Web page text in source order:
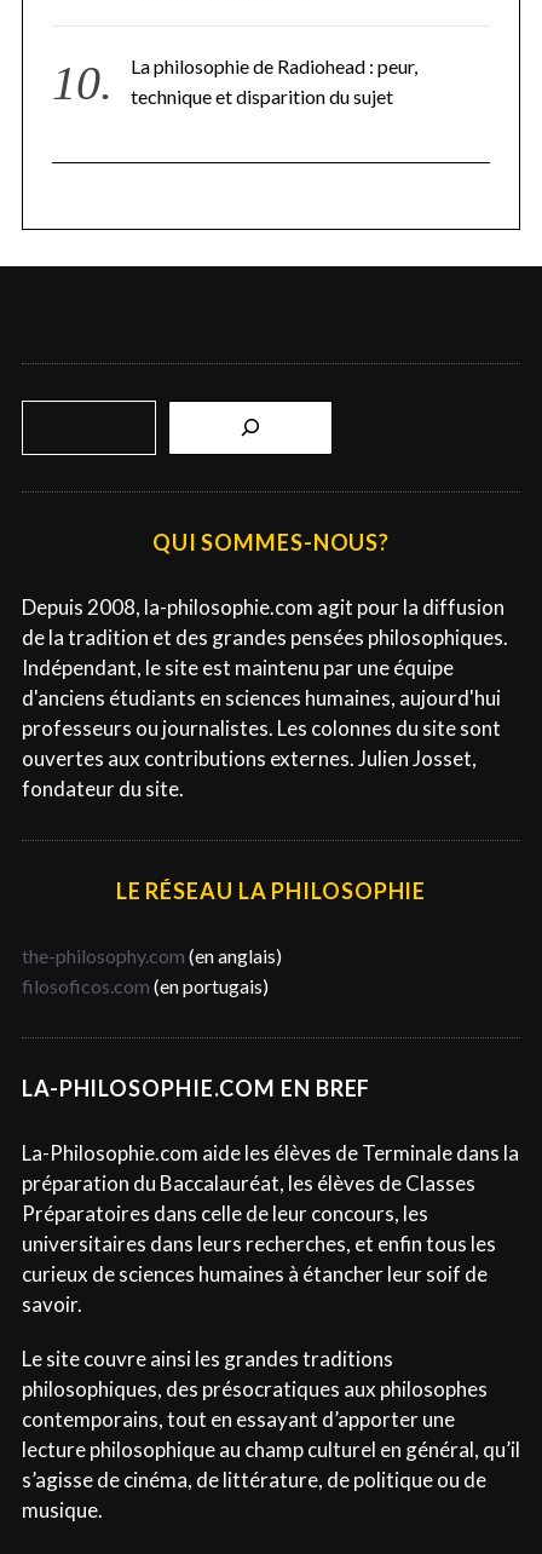
La philosophie de Radiohead : peur,
technique et disparition du sujet
c
h
e
QUI SOMMES-NOUS?
Depuis 2008, la-philosophie.com agit pour la diffusion
de la tradition et des grandes pensées philosophiques.
Indépendant, le site est maintenu par une équipe
d'anciens étudiants en sciences humaines, aujourd'hui
professeurs ou journalistes. Les colonnes du site sont
ouvertes aux contributions externes. Julien Josset,
fondateur du site.
LE RÉSEAU LA PHILOSOPHIE
the-philosophy.com (en anglais)
filosoficos.com (en portugais)
LA-PHILOSOPHIE.COM EN BREF
La-Philosophie.com aide les élèves de Terminale dans la
préparation du Baccalauréat, les élèves de Classes
Préparatoires dans celle de leur concours, les
universitaires dans leurs recherches, et enfin tous les
curieux de sciences humaines à étancher leur soif de
savoir.
Le site couvre ainsi les grandes traditions
philosophiques, des présocratiques aux philosophes
contemporains, tout en essayant d’apporter une
lecture philosophique au champ culturel en général, qu’il
s’agisse de cinéma, de littérature, de politique ou de
musique.